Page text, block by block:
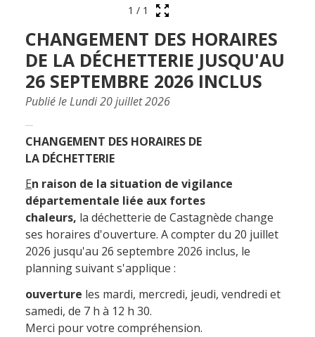
1 / 1
CHANGEMENT DES HORAIRES
DE LA DÉCHETTERIE JUSQU'AU
26 SEPTEMBRE 2026 INCLUS
Publié le Lundi 20 juillet 2026
CHANGEMENT DES HORAIRES DE
LA DÉCHETTERIE
En raison de la situation de vigilance
départementale liée aux fortes
chaleurs, la déchetterie de Castagnède change
ses horaires d'ouverture. A compter du 20 juillet
2026 jusqu'au 26 septembre 2026 inclus, le
planning suivant s'applique :
ouverture les mardi, mercredi, jeudi, vendredi et
samedi, de 7 h à 12 h 30.
Merci pour votre compréhension.